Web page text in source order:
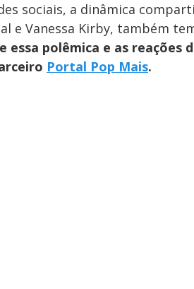
sociais, a dinâmica
e Vanessa Kirby, também
essa polêmica e as reações
Portal Pop Mais.